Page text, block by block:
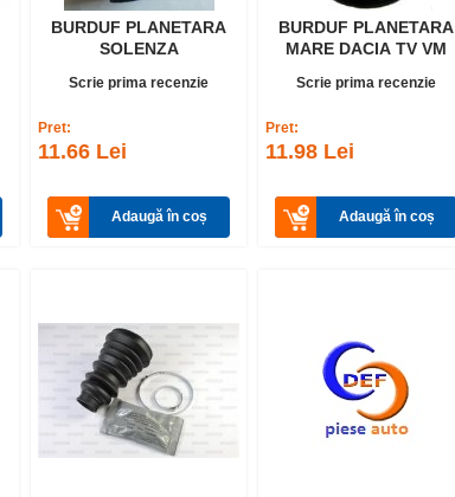
BURDUF PLANETARA
SOLENZA
Scrie prima recenzie
Pret:
11.66 Lei
Adaugă în coș
BURDUF PLANETARA
MARE DACIA TV VM
Scrie prima recenzie
Pret:
11.98 Lei
Adaugă în coș